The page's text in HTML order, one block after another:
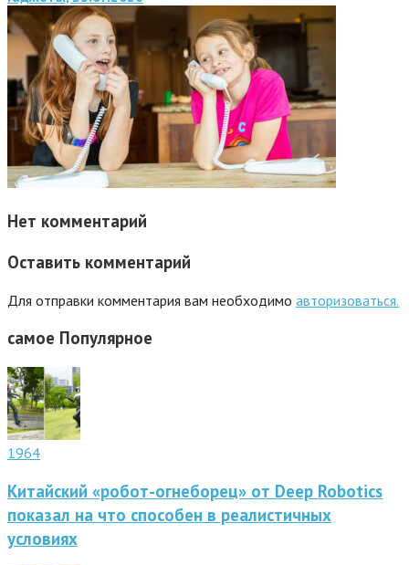
Нет комментарий
Оставить комментарий
Для отправки комментария вам необходимо авторизоваться.
самое Популярное
1964
Китайский «робот-огнеборец» от Deep Robotics
показал на что способен в реалистичных
условиях